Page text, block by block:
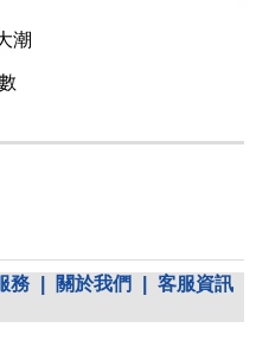
潮
務 關於我們
客服資訊